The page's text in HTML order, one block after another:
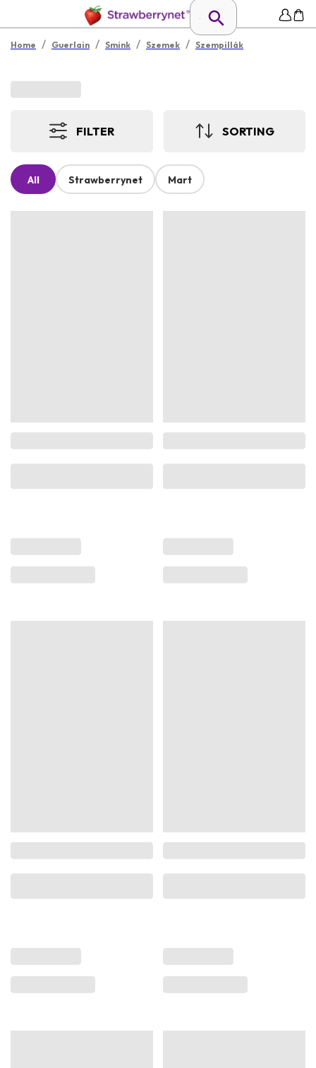
Home / Guerlain / Smink / Szemek / Szempillák
FILTER SORTING
All Strawberrynet Mart